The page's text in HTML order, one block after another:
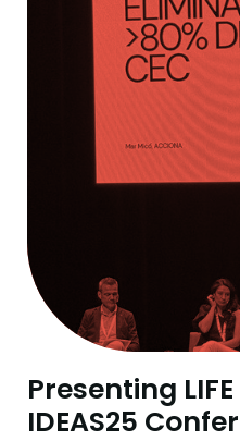
Presenting
IDEAS25